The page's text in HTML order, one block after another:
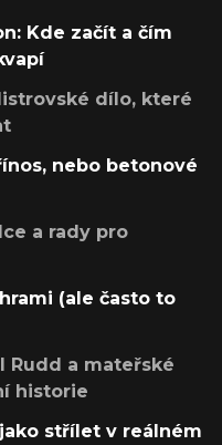
Kde začít a čím
dílo, které
nebo betonové
a rady pro
(ale často to
Rudd a mateřské
historie
střílet v reálném